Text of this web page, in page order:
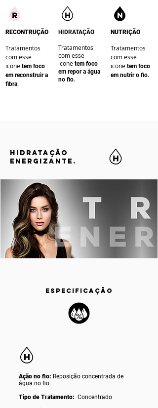
RECONTRUÇÃO
Tratamentos
com esse
icone tem foco
em reconstruir a
fibra.
HIDRATAÇÃO
Tratamentos
com esse
icone tem foco
em repor a água
no fio.
NUTRIÇÃO
Tratamentos
com esse
icone tem foco
em nutrir o fio.
HIDRATAÇÃO
ENERGIZANTE.
ESPECIFICAÇÃO
Ação no fio: Reposição concentrada de
água no fio.
Tipo de Tratamento: Concentrado